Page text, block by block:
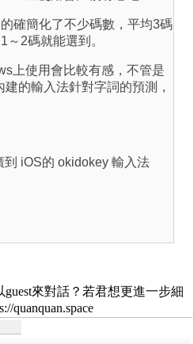
確簡化了不少碼數，平均3碼
2碼就能選到。
上使用會比較有感，不管是
的輸入法針對字詞的預測，
iOS的 okidokey 輸入法
來對話？若君想更進一步細
quanquan.space